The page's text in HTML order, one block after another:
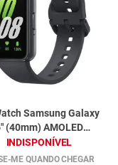
Samsung Galaxy
(40mm) AMOLED
INDISPONÍVEL
ME QUANDO CHEGAR